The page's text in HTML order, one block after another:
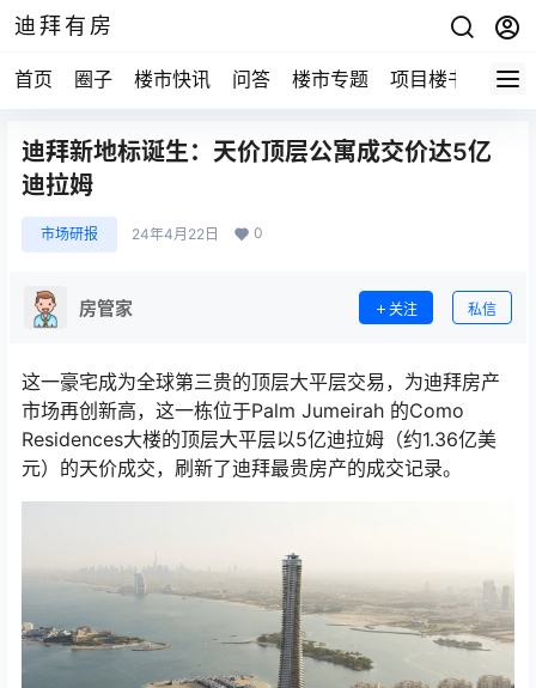
迪拜有房
首页 圈子 楼市快讯 问答 楼市专题 项目楼书
迪拜新地标诞生：天价顶层公寓成交价达5亿
迪拉姆
市场研报 24年4月22日 0
房管家 关注 私信
这一豪宅成为全球第三贵的顶层大平层交易，为迪拜房产
市场再创新高，这一栋位于Palm Jumeirah 的Como
Residences大楼的顶层大平层以5亿迪拉姆（约1.36亿美
元）的天价成交，刷新了迪拜最贵房产的成交记录。